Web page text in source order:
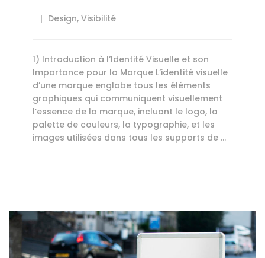
Design, Visibilité
1) Introduction à l’Identité Visuelle et son
Importance pour la Marque L’identité visuelle
d’une marque englobe tous les éléments
graphiques qui communiquent visuellement
l’essence de la marque, incluant le logo, la
palette de couleurs, la typographie, et les
images utilisées dans tous les supports de …